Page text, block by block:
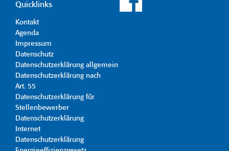
Quicklinks
Kontakt
Agenda
Impressum
Datenschutz
Datenschutzerklärung allgemein
Datenschutzerklärung nach
Art. 55
Datenschutzerklärung für
Stellenbewerber
Datenschutzerklärung
Internet
Datenschutzerklärung